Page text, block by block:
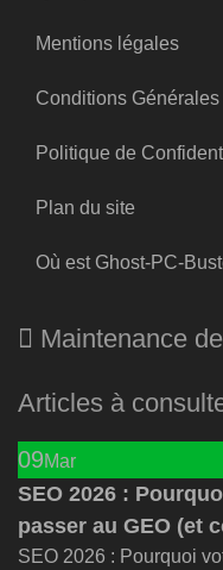
Mentions légales
Conditions
Politique de
Plan du site
Où est Ghost-PC-
Maintenance
Articles à
09Mar
SEO 2026 :
passer au GEO (et
SEO 2026 : Pourquoi